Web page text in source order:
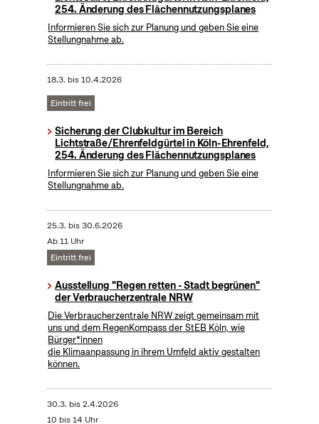
254. Änderung des Flächennutzungsplanes
Informieren Sie sich zur Planung und geben Sie eine
Stellungnahme ab.
18.3. bis10.4.2026
Eintritt frei
Sicherung der Clubkultur im Bereich
Lichtstraße/Ehrenfeldgürtel in Köln-Ehrenfeld,
254. Änderung des Flächennutzungsplanes
Informieren Sie sich zur Planung und geben Sie eine
Stellungnahme ab.
25.3. bis30.6.2026
Ab 11 Uhr
Eintritt frei
Ausstellung "Regen retten - Stadt begrünen"
der Verbraucherzentrale NRW
Die Verbraucherzentrale NRW zeigt gemeinsam mit
uns und dem RegenKompass der StEB Köln, wie
Bürger*innen
die Klimaanpassung in ihrem Umfeld aktiv gestalten
können.
30.3. bis2.4.2026
10 bis 14 Uhr